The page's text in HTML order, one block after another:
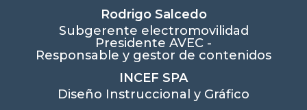
Rodrigo Salcedo
Subgerente electromovilidad
Presidente AVEC -
Responsable y gestor de contenidos
INCEF SPA
Diseño Instruccional y Gráfico